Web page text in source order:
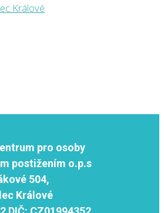
Králové
pro osoby
postižením o.p.s
504,
Králové